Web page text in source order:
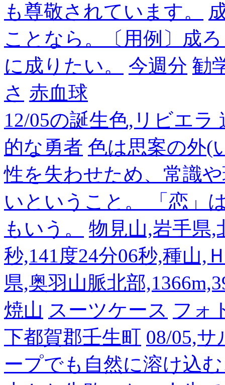
も尊敬されています。
ことなら。〔用例〕成
に成りたい。
今週分 勧
さ 赤血球
12/05の誕生色,リビエ
的な勇者 色は思案の外(
性を失わせため、常識
いということ。 「恋」
もいう。
物見山,岩手県,
秒,141度24分06秒,種山,
県,奥羽山脈北部
焼山 スーツケース フォ
下都賀郡壬生町 08/05,
ープでも自然に溶け込